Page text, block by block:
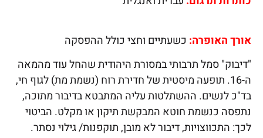
אורך האופרה: כשעתיים וחצי כולל ההפסקה
"דיבוק" סמל תרבותי במסורת היהודית שהחל עוד מהמאה
ה-16. תופעה מיסטית של חדירת רוח (נשמת מת) לגוף חי,
בד"כ לנשים. ההשתלטות עליה המתבטא בדיבור מתוכה,
נתפסה כנשמת חוטא המבקשת תיקון או מקלט. הביטוי
לכך: התכווצויות, דיבור לא מובן, תוקפנות/ גילוי נסתר.